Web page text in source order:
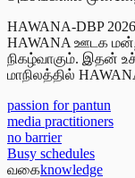
HAWANA-DBP
HAWANA ஊடக
நிகழ்வாகும். இதன்
மாநிலத்தில்
passion for pantun
media practitioners
no barrier
Busy schedules
வகைknowledge